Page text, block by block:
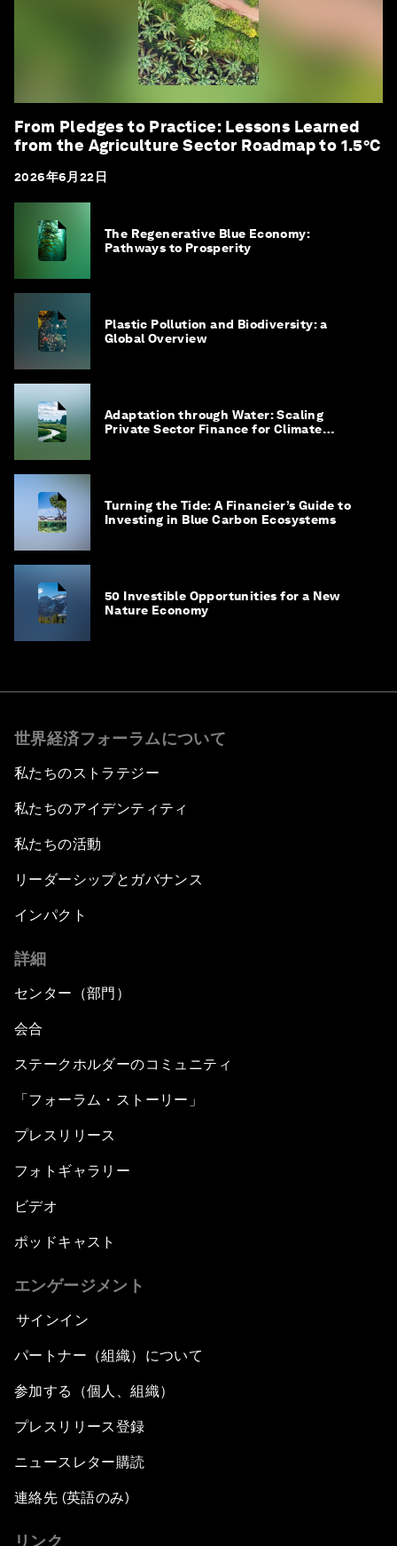
From Pledges to Practice: Lessons Learned
from the Agriculture Sector Roadmap to 1.5°C
2026年6月22日
The Regenerative Blue Economy:
Pathways to Prosperity
Plastic Pollution and Biodiversity: a
Global Overview
Adaptation through Water: Scaling
Private Sector Finance for Climate
Turning the Tide: A Financier’s Guide to
Investing in Blue Carbon Ecosystems
50 Investible Opportunities for a New
Nature Economy
世界経済フォーラムについて
私たちのストラテジー
私たちのアイデンティティ
私たちの活動
リーダーシップとガバナンス
インパクト
詳細
センター（部門）
会合
ステークホルダーのコミュニティ
「フォーラム・ストーリー」
プレスリリース
フォトギャラリー
ビデオ
ポッドキャスト
エンゲージメント
サインイン
パートナー（組織）について
参加する（個人、組織）
プレスリリース登録
ニュースレター購読
連絡先 (英語のみ)
リンク